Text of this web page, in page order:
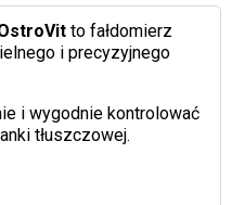
to fałdomierz
i precyzyjnego
i wygodnie kontrolować
tłuszczowej.